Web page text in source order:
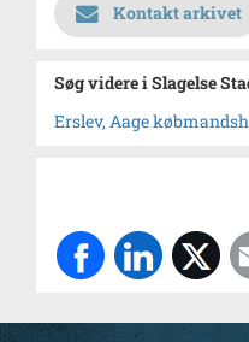
Kontakt arkivet
Søg videre i Slagelse
Erslev, Aage